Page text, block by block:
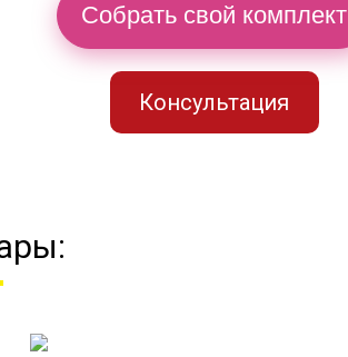
Собрать свой комплект
Консультация